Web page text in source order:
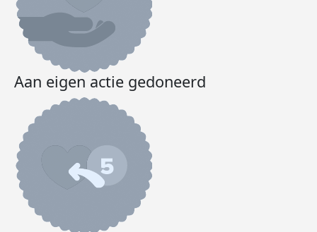
Aan eigen actie gedoneerd